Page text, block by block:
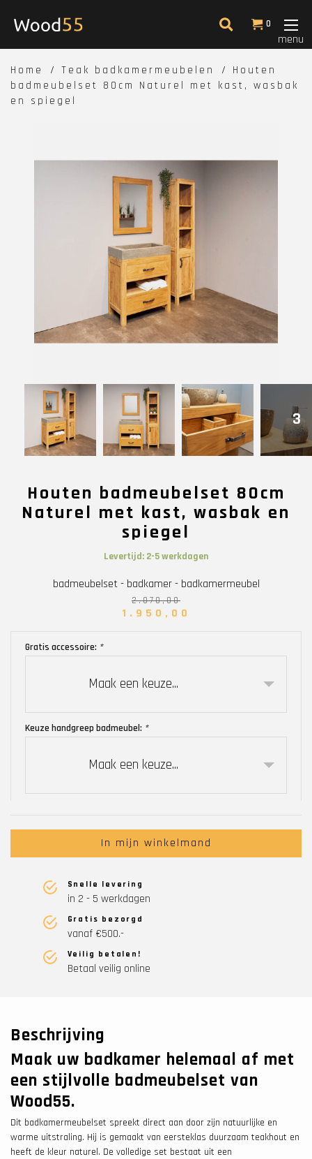
0
menu
Home Teak badkamermeubelen
Houten
badmeubelset 80cm Naturel met kast, wasbak
en spiegel
3
Houten badmeubelset 80cm
Naturel met kast, wasbak en
spiegel
Levertijd: 2-5 werkdagen
badmeubelset - badkamer - badkamermeubel
2.070,00
1.950,00
Gratis accessoire: *
Maak een keuze...
Keuze handgreep badmeubel: *
Maak een keuze...
In mijn winkelmand
Snelle levering
in 2 - 5 werkdagen
Gratis bezorgd
vanaf €500.-
Veilig betalen!
Betaal veilig online
Beschrijving
Maak uw badkamer helemaal af met
een stijlvolle badmeubelset van
Wood55.
Dit badkamermeubelset spreekt direct aan door zijn natuurlijke en
warme uitstraling. Hij is gemaakt van eersteklas duurzaam teakhout en
heeft de kleur naturel. De volledige set bestaat uit een